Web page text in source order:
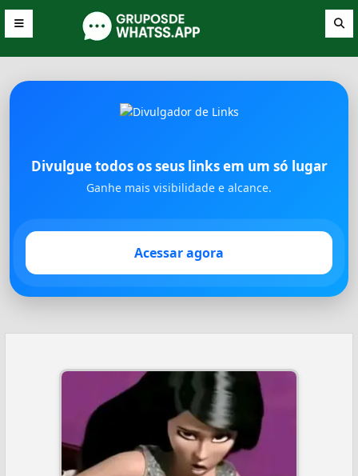
Divulgue todos os seus links em um só lugar
Ganhe mais visibilidade e alcance.
Acessar agora